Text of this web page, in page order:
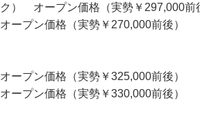
） オープン価格（実勢￥297,000前
プン価格（実勢￥270,000前後）
プン価格（実勢￥325,000前後）
プン価格（実勢￥330,000前後）